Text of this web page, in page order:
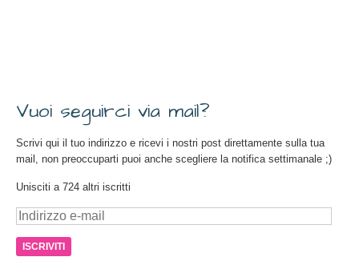
Vuoi seguirci via mail?
Scrivi qui il tuo indirizzo e ricevi i nostri post direttamente sulla tua
mail, non preoccuparti puoi anche scegliere la notifica settimanale ;)
Unisciti a 724 altri iscritti
Indirizzo
mail